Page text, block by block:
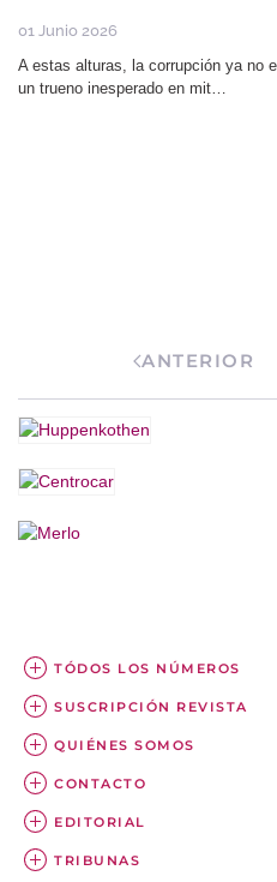
ANTERIOR
TÓDOS LOS NÚMEROS
SUSCRIPCIÓN REVISTA
QUIÉNES SOMOS
CONTACTO
EDITORIAL
TRIBUNAS